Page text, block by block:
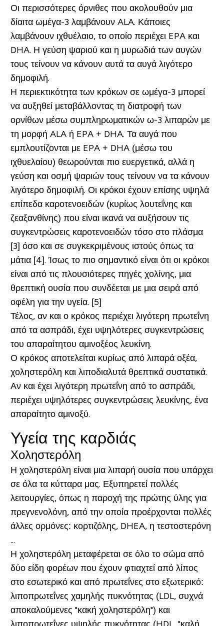
Οι περισσότερες όρνιθες που ακολουθούν μια
δίαιτα ωμέγα-3 λαμβάνουν ALA. Κάποιες
λαμβάνουν ιχθυέλαιο, το οποίο περιέχει EPA και
DHA. Η γεύση ψαριού και η μυρωδιά των αυγών
τους τείνουν να κάνουν αυτά τα αυγά λιγότερο
δημοφιλή.
Η περιεκτικότητα των κρόκων σε ωμέγα-3 μπορεί
να αυξηθεί μεταβάλλοντας τη διατροφή των
ορνίθων μέσω συμπληρωματικών ω-3 λιπαρών με
τη μορφή ALA ή EPA + DHA. Τα αυγά που
εμπλουτίζονται με EPA + DHA (μέσω του
ιχθυελαίου) θεωρούνται πιο ευεργετικά, αλλά η
γεύση και οσμή ψαριών τους τείνουν να τα κάνουν
λιγότερο δημοφιλή. Οι κρόκοι έχουν επίσης υψηλά
επίπεδα καροτενοειδών (κυρίως λουτεΐνης και
ζεαξανθίνης) που είναι ικανά να αυξήσουν τις
συγκεντρώσεις καροτενοειδών τόσο στο πλάσμα
[3] όσο και σε συγκεκριμένους ιστούς όπως τα
μάτια [4]. Ίσως το πιο σημαντικό είναι ότι οι κρόκοι
είναι από τις πλουσιότερες πηγές χολίνης, μια
θρεπτική ουσία που συνδέεται με μια σειρά από
οφέλη για την υγεία. [5]
Τέλος, αν και ο κρόκος περιέχει λιγότερη πρωτεΐνη
από τα ασπράδι, έχει υψηλότερες συγκεντρώσεις
του απαραίτητου αμινοξέος λευκίνη.
Ο κρόκος αποτελείται κυρίως από λιπαρά οξέα,
χοληστερόλη και λιποδιαλυτά θρεπτικά συστατικά.
Αν και έχει λιγότερη πρωτεΐνη από το ασπράδι,
περιέχει υψηλότερες συγκεντρώσεις λευκίνης, ένα
απαραίτητο αμινοξύ.
Υγεία της καρδιάς
Χοληστερόλη
Η χοληστερόλη είναι μια λιπαρή ουσία που υπάρχει
σε όλα τα κύτταρα μας. Εξυπηρετεί πολλές
λειτουργίες, όπως η παροχή της πρώτης ύλης για
πρεγνενολόνη, από την οποία προέρχονται πολλές
άλλες ορμόνες: κορτιζόλης, DHEA, η τεστοστερόνη
...
Η χοληστερόλη μεταφέρεται σε όλο το σώμα από
δύο είδη φορέων που έχουν φτιαχτεί από λίπος
στο εσωτερικό και από πρωτεΐνες στο εξωτερικό:
λιποπρωτεΐνες χαμηλής πυκνότητας (LDL, συχνά
αποκαλούμενες "κακή χοληστερόλη") και